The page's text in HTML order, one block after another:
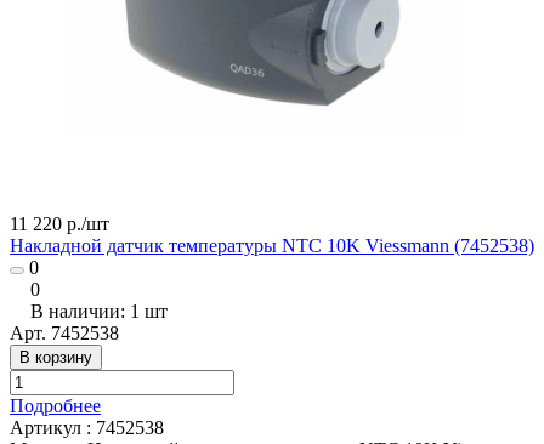
11 220 р./шт
Накладной датчик температуры NTC 10K Viessmann (7452538)
0
0
В наличии: 1 шт
Арт. 7452538
В корзину
Подробнее
Артикул : 7452538